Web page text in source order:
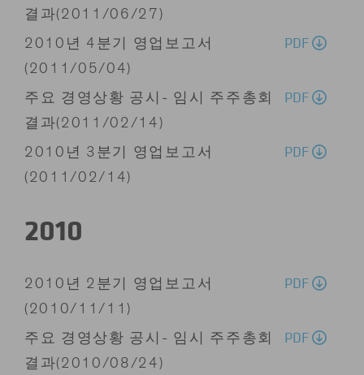
결과(2011/06/27)
2010년 4분기 영업보고서
(2011/05/04)
PDF
주요 경영상황 공시- 임시 주주총회
결과(2011/02/14)
PDF
2010년 3분기 영업보고서
(2011/02/14)
PDF
2010
2010년 2분기 영업보고서
(2010/11/11)
PDF
주요 경영상황 공시- 임시 주주총회
결과(2010/08/24)
PDF